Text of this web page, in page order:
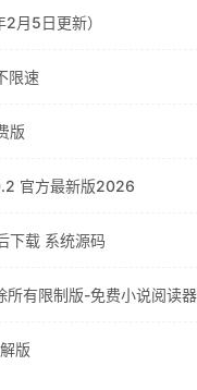
月5日更新）
限速
版
官方最新版2026
下载 系统源码
有限制版-免费小说阅读器
版